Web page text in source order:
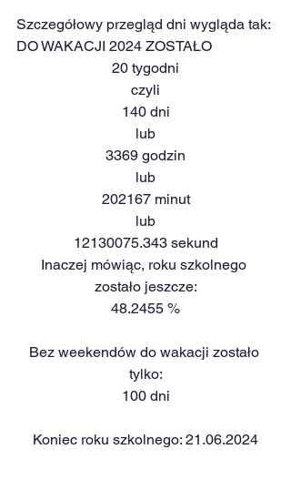
Szczegółowy przegląd dni wygląda tak:
DO WAKACJI 2024 ZOSTAŁO
20 tygodni
czyli
140 dni
lub
3369 godzin
lub
202167 minut
lub
12130075.343 sekund
Inaczej mówiąc, roku szkolnego
zostało jeszcze:
48.2455 %
Bez weekendów do wakacji zostało
tylko:
100 dni
Koniec roku szkolnego: 21.06.2024